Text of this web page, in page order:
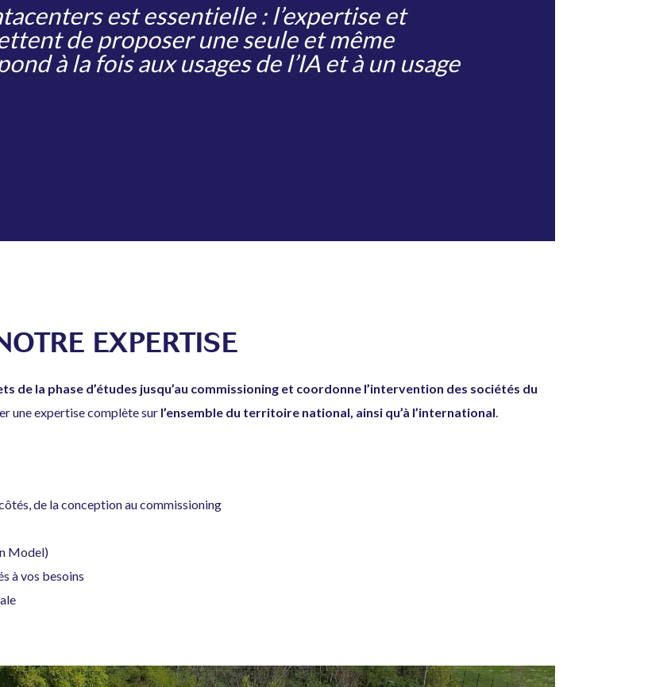
est essentielle : l’expertise et
de proposer une seule et même
à la fois aux usages de l’IA et à un usage
EXPERTISE
la phase d’études jusqu’au commissioning et coordonne l’intervention des sociétés du
une expertise complète sur l’ensemble du territoire national, ainsi qu’à l’international.
de la conception au commissioning
Model)
à vos besoins